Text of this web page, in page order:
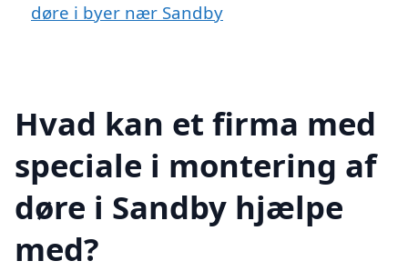
døre i byer nær Sandby
Hvad kan et firma med
speciale i montering af
døre i Sandby hjælpe
med?